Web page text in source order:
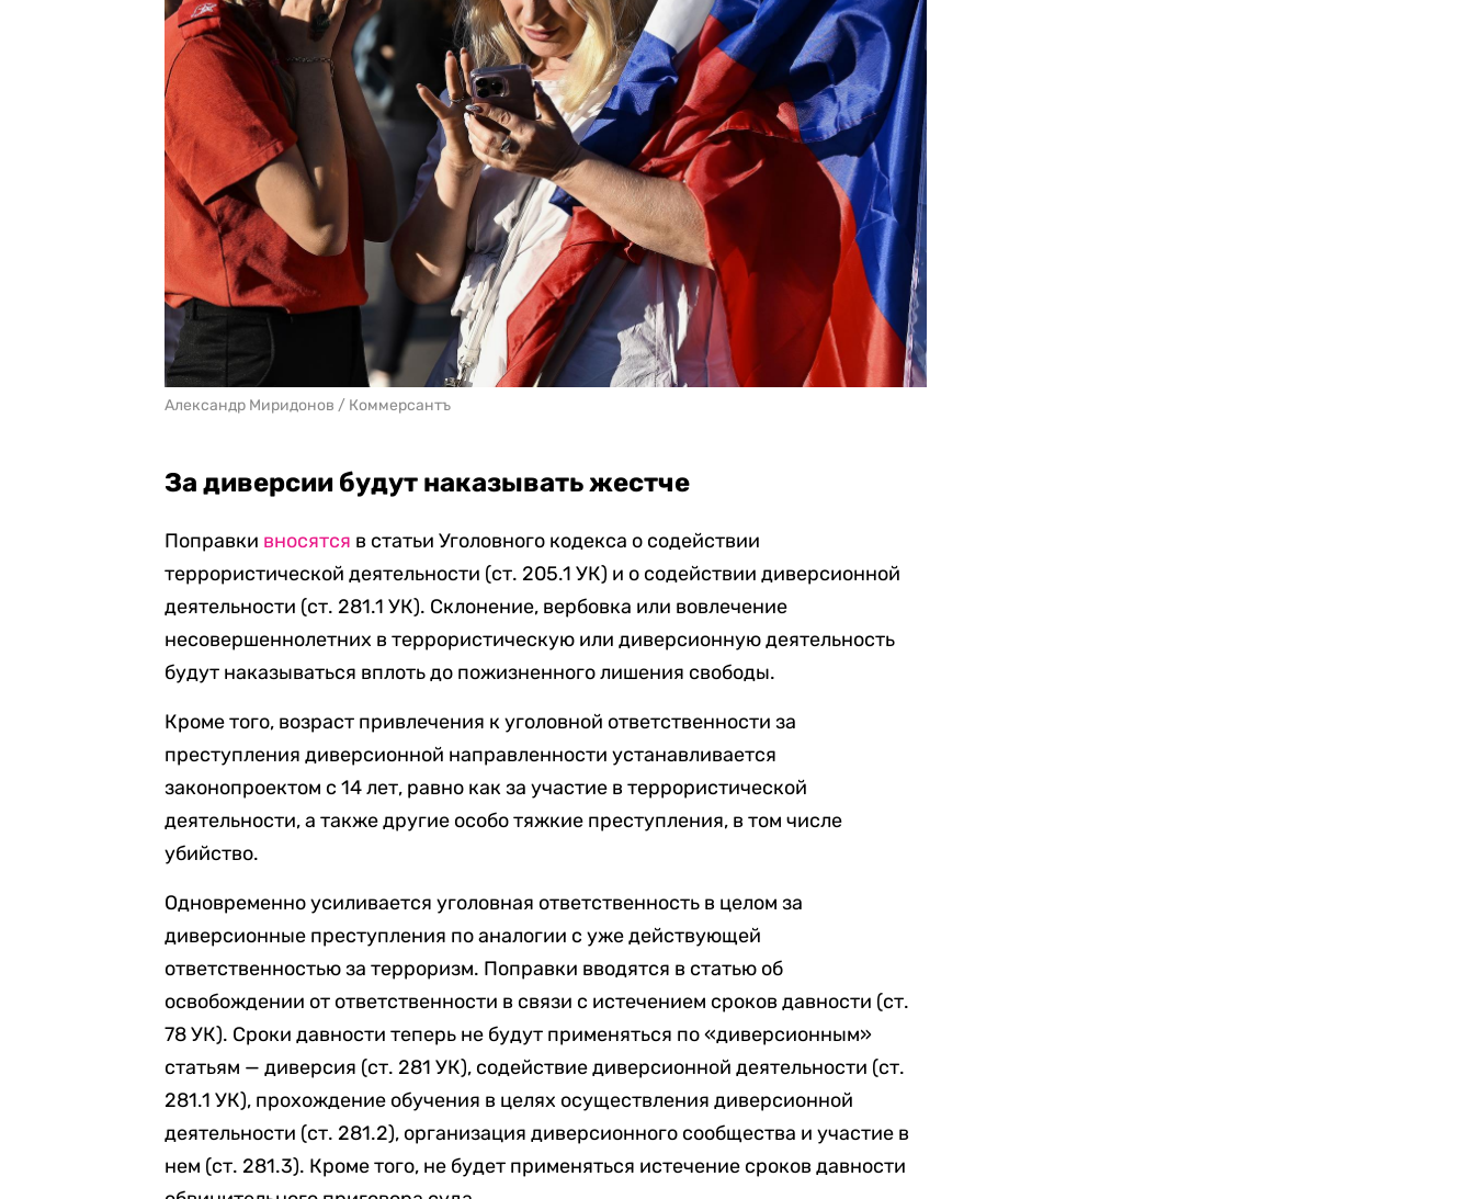
Александр Миридонов / Коммерсантъ
За диверсии будут наказывать жестче
Поправки вносятся в статьи Уголовного кодекса о содействии
террористической деятельности (ст. 205.1 УК) и о содействии диверсионной
деятельности (ст. 281.1 УК). Склонение, вербовка или вовлечение
несовершеннолетних в террористическую или диверсионную деятельность
будут наказываться вплоть до пожизненного лишения свободы.
Кроме того, возраст привлечения к уголовной ответственности за
преступления диверсионной направленности устанавливается
законопроектом с 14 лет, равно как за участие в террористической
деятельности, а также другие особо тяжкие преступления, в том числе
убийство.
Одновременно усиливается уголовная ответственность в целом за
диверсионные преступления по аналогии с уже действующей
ответственностью за терроризм. Поправки вводятся в статью об
освобождении от ответственности в связи с истечением сроков давности (ст.
78 УК). Сроки давности теперь не будут применяться по «диверсионным»
статьям — диверсия (ст. 281 УК), содействие диверсионной деятельности (ст.
281.1 УК), прохождение обучения в целях осуществления диверсионной
деятельности (ст. 281.2), организация диверсионного сообщества и участие в
нем (ст. 281.3). Кроме того, не будет применяться истечение сроков давности